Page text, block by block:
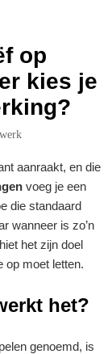
op
kies je
aanraakt, en die
voeg je een
die standaard
wanneer is zo’n
het zijn doel
op moet letten.
het?
genoemd, is